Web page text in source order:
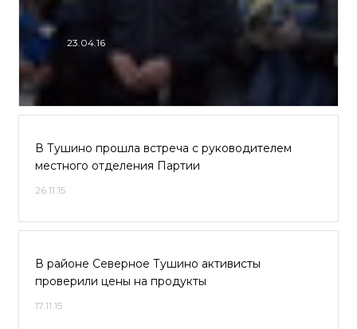
23.04.16
В Тушино прошла встреча с руководителем
местного отделения Партии
26.11.15
В районе Северное Тушино активисты
проверили цены на продукты
17.11.15